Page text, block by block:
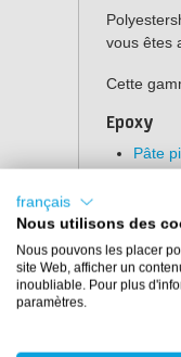
vous êtes
Cette
Epoxy
Pâte
Pâte
français
Nous utilisons des
Nous pouvons les placer
site Web, afficher un
inoubliable. Pour plus
paramètres.